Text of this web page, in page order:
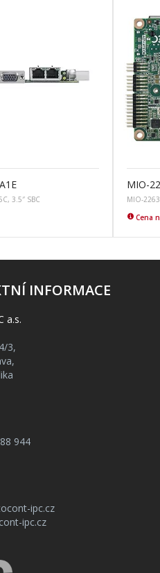
3.5″ SBC
MIO-
MIO-
Cena
INFORMACE
a.s.
3,
944
ipc.cz
ipc.cz